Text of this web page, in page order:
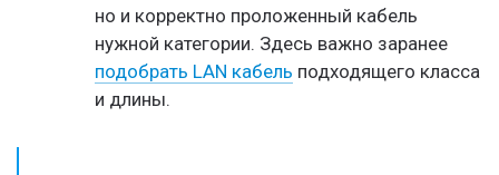
но и корректно проложенный кабель
нужной категории. Здесь важно заранее
подобрать LAN кабель подходящего класса
и длины.